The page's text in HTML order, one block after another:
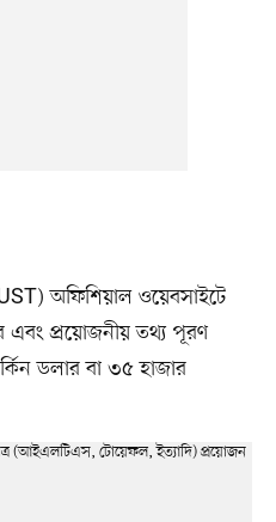
অফিশিয়াল ওয়েবসাইটে
এবং প্রয়োজনীয় তথ্য পূরণ
ডলার বা ৩৫ হাজার